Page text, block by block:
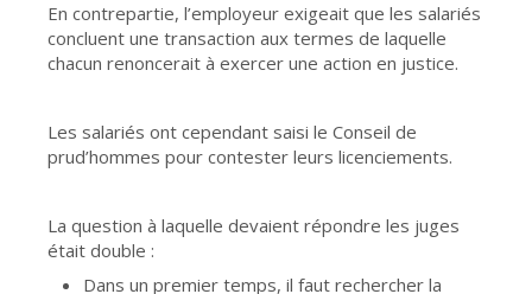
En contrepartie, l’employeur exigeait que les salariés
concluent une transaction aux termes de laquelle
chacun renoncerait à exercer une action en justice.
Les salariés ont cependant saisi le Conseil de
prud’hommes pour contester leurs licenciements.
La question à laquelle devaient répondre les juges
était double :
Dans un premier temps, il faut rechercher la